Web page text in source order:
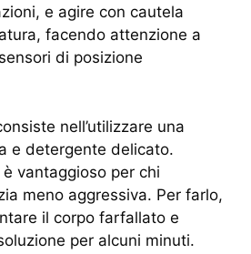
e agire con cautela
facendo attenzione a
di posizione
nell’utilizzare una
e detergente delicato.
vantaggioso per chi
meno aggressiva. Per farlo,
il corpo farfallato e
per alcuni minuti.